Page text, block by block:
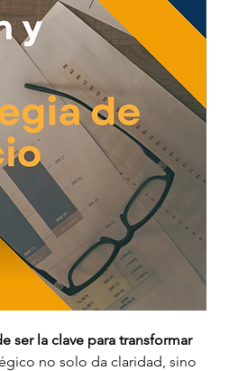
ser la clave para transformar
no solo da claridad, sino